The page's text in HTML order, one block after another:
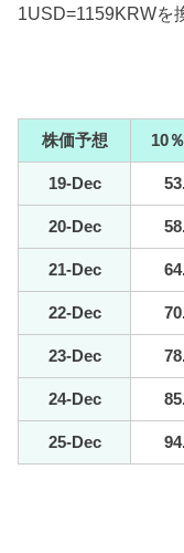
1USD=1159KRWを
株価予想 10
19-Dec
20-Dec
21-Dec
22-Dec
23-Dec
24-Dec
25-Dec